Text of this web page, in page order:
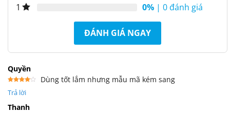
1
0% | 0 đánh giá
ĐÁNH GIÁ NGAY
Quyền
xếp
5 sao
Dùng tốt lắm nhưng mẫu mã kém sang
Trả lời
Thanh